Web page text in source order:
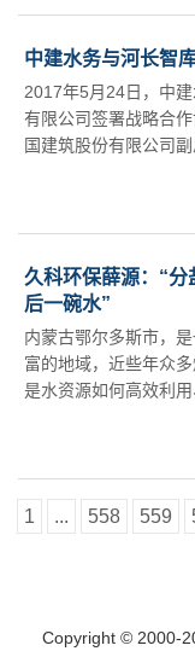
中建水务与河长智
2017年5月24日，中
有限公司签署战略合
国建筑股份有限公司
久科环保薛源：“分
后一碗水”
内蒙古鄂尔多斯市，
富的地域，近些年众
是水资源如何高效利用
1 ... 558 559
Copyright © 2000-